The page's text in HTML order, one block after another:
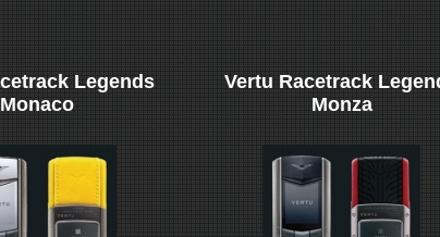
Legends
Monaco
Vertu Racetrack
Monza